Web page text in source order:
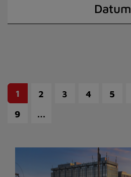
Datum
1 2 3 4 5
9
…